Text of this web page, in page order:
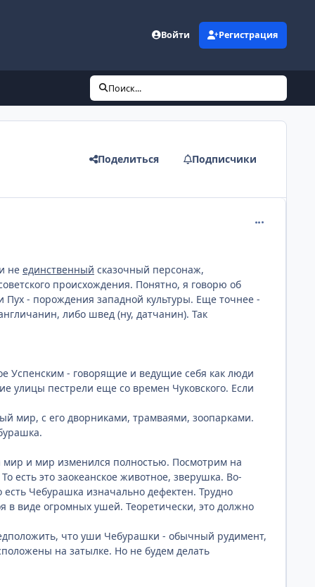
Войти Регистрация
Поиск...
Поделиться Подписчики
не единственный сказочный персонаж,
происхождения. Понятно, я говорю об
Пух - порождения западной культуры. Еще точнее -
либо швед (ну, датчанин). Так
Успенским - говорящие и ведущие себя как люди
улицы пестрели еще со времен Чуковского. Если
мир, с его дворниками, трамваями, зоопарками.
мир и мир изменился полностью. Посмотрим на
есть это заокеанское животное, зверушка. Во-
Чебурашка изначально дефектен. Трудно
в виде огромных ушей. Теоретически, это должно
что уши Чебурашки - обычный рудимент,
на затылке. Но не будем делать